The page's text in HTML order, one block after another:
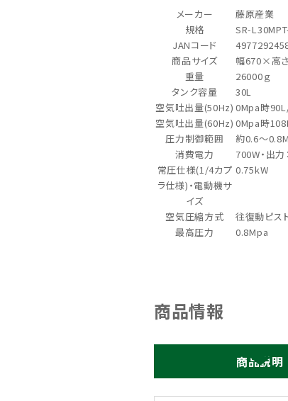
メーカー
藤原産業
規格
SR-
JANコード
商品サイズ
幅670×高
重量
26000ｇ
タンク容量
30L
空気吐出量(50Hz) 0Mpa時
空気吐出量(60Hz) 0Mpa時
圧力制御範囲
約0.6～
消費電力
700W・出力
常圧仕様(1/4カプ
ラ仕様)・電動機サ
イズ
0.75kW
空気圧縮方式
往復動ピス
最高圧力
0.8Mpa
商品情報
商品説明